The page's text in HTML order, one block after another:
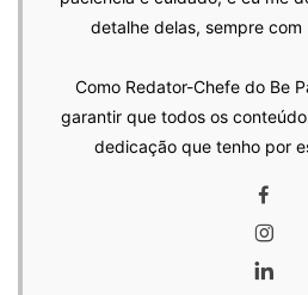
detalhe delas, sempre
Como Redator-Chefe do Be
garantir que todos os
dedicação que tenho por